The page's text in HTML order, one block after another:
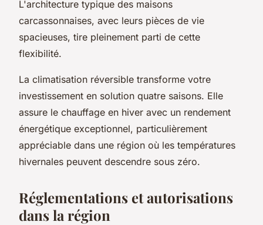
L'architecture typique des maisons
carcassonnaises, avec leurs pièces de vie
spacieuses, tire pleinement parti de cette
flexibilité.
La climatisation réversible transforme votre
investissement en solution quatre saisons. Elle
assure le chauffage en hiver avec un rendement
énergétique exceptionnel, particulièrement
appréciable dans une région où les températures
hivernales peuvent descendre sous zéro.
Réglementations et autorisations
dans la région